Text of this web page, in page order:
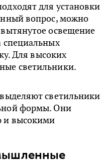
для установки
вопрос, можно
освещение
специальных
Для высоких
светильники.
светильники
формы. Они
и высокими